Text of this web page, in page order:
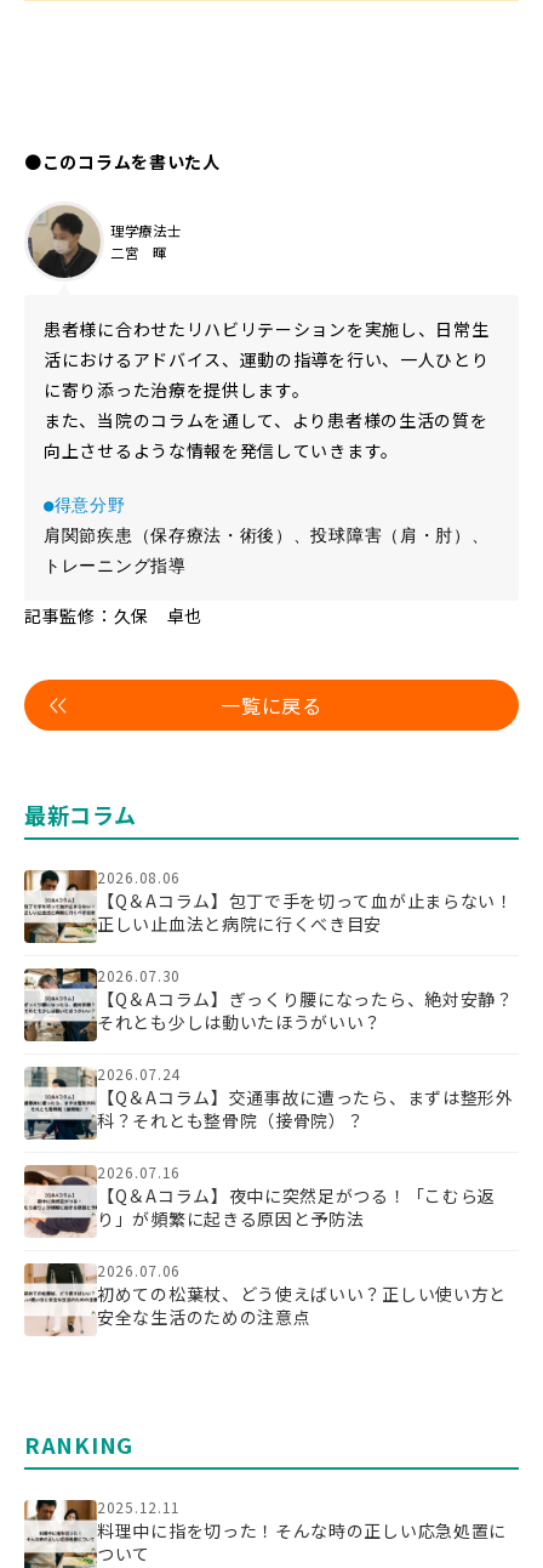
●このコラムを書いた人
理学療法士
二宮 暉
患者様に合わせたリハビリテーションを実施し、日常生
活におけるアドバイス、運動の指導を行い、一人ひとり
に寄り添った治療を提供します。
また、当院のコラムを通して、より患者様の生活の質を
向上させるような情報を発信していきます。
●得意分野
肩関節疾患（保存療法・術後）、投球障害（肩・肘）、
トレーニング指導
記事監修：久保 卓也
一覧に戻る
最新コラム
2026.08.06
【Q＆Aコラム】包丁で手を切って血が止まらない！
正しい止血法と病院に行くべき目安
2026.07.30
【Q＆Aコラム】ぎっくり腰になったら、絶対安静？
それとも少しは動いたほうがいい？
2026.07.24
【Q＆Aコラム】交通事故に遭ったら、まずは整形外
科？それとも整骨院（接骨院）？
2026.07.16
【Q＆Aコラム】夜中に突然足がつる！「こむら返
り」が頻繁に起きる原因と予防法
2026.07.06
初めての松葉杖、どう使えばいい？正しい使い方と
安全な生活のための注意点
RANKING
2025.12.11
料理中に指を切った！そんな時の正しい応急処置に
ついて